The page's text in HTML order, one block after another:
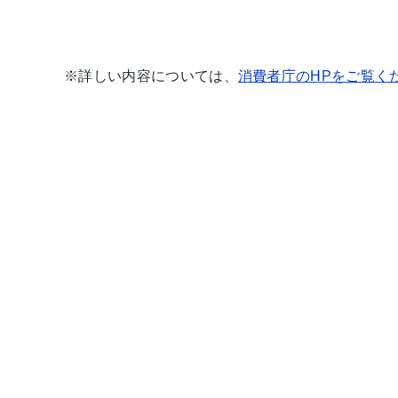
※詳しい内容については、 消費者庁のHPをご覧く